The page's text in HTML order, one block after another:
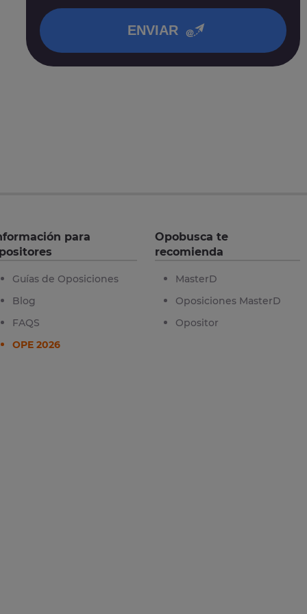
ENVIAR
para
Guías de Oposiciones
Blog
FAQS
OPE 2026
Opobusca te
recomienda
MasterD
Oposiciones MasterD
Opositor